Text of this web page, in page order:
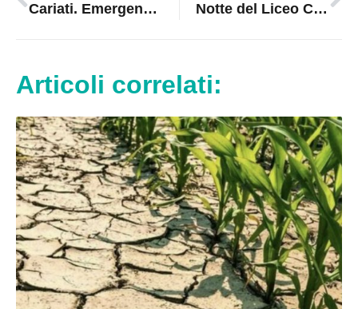
Cariati. Emergenza rifiuti, stop al conferimento dell’organico Notte del Liceo Classico. Uno spettacolo sul tema del “doppio” al liceo G. Colosimo di Corigliano
Articoli correlati: